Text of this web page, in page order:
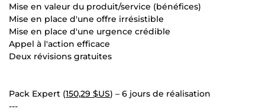
Mise en valeur du produit/service (bénéfices)
Mise en place d'une offre irrésistible
Mise en place d'une urgence crédible
Appel à l'action efficace
Deux révisions gratuites
Pack Expert (150,29 $US) – 6 jours de réalisation
---